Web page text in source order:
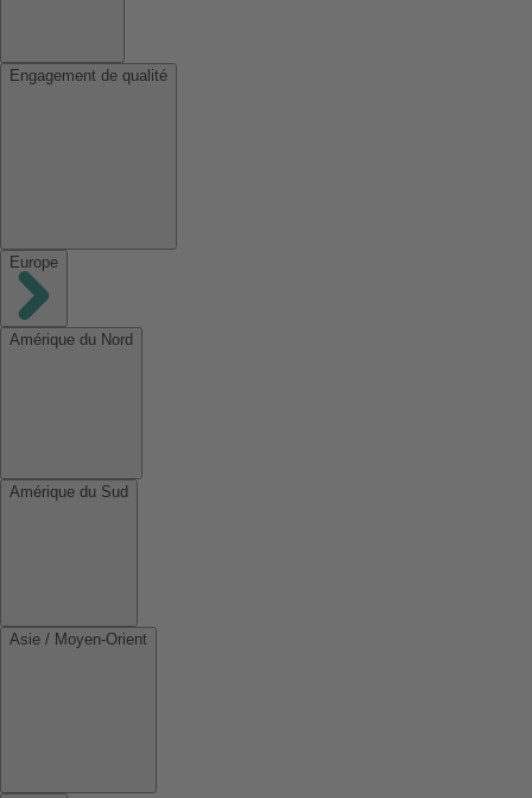
Engagement de qualité
Europe
Amérique du Nord
Amérique du Sud
Asie / Moyen-Orient